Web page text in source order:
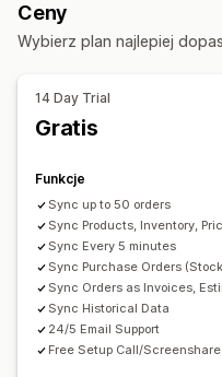
Operacje finansowe
Zamówienia
Wiele sklepów
Podsumowanie dziennej
Szczegóły zamówienia
Zapasy i produkty
Synchronizacja zapasów
Mapowanie podatku od
Archiwalne dane
Jednostki SKU
Czas rzeczywisty
Raporty archiwalne
Status w czasie
Ceny
Wybierz plan najlepiej
14 Day Trial
Gratis
Funkcje
Sync up to 50 orders
Sync Products, Inventory,
Sync Every 5 minutes
Sync Purchase Orders
Sync Orders as Invoices,
Sync Historical Data
24/5 Email Support
Free Setup Call/Screenshare